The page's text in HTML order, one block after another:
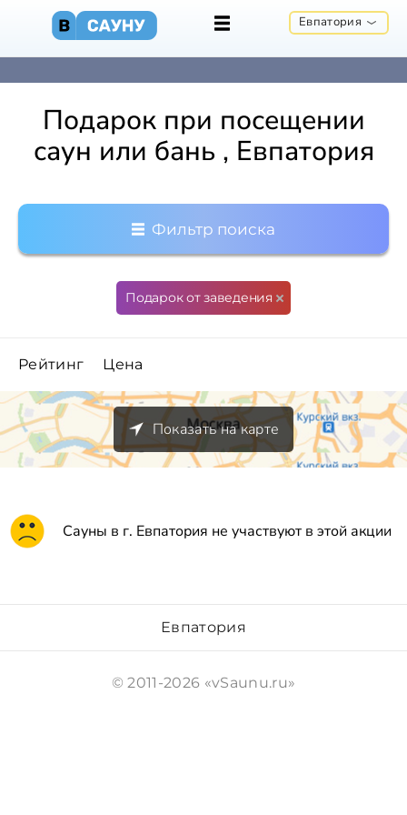
Евпатория
Подарок при посещении
саун или бань , Евпатория
Фильтр поиска
Подарок от заведения
Рейтинг Цена
Показать на карте
Сауны в г. Евпатория не участвуют в этой акции
Евпатория
© 2011-2026 «vSaunu.ru»